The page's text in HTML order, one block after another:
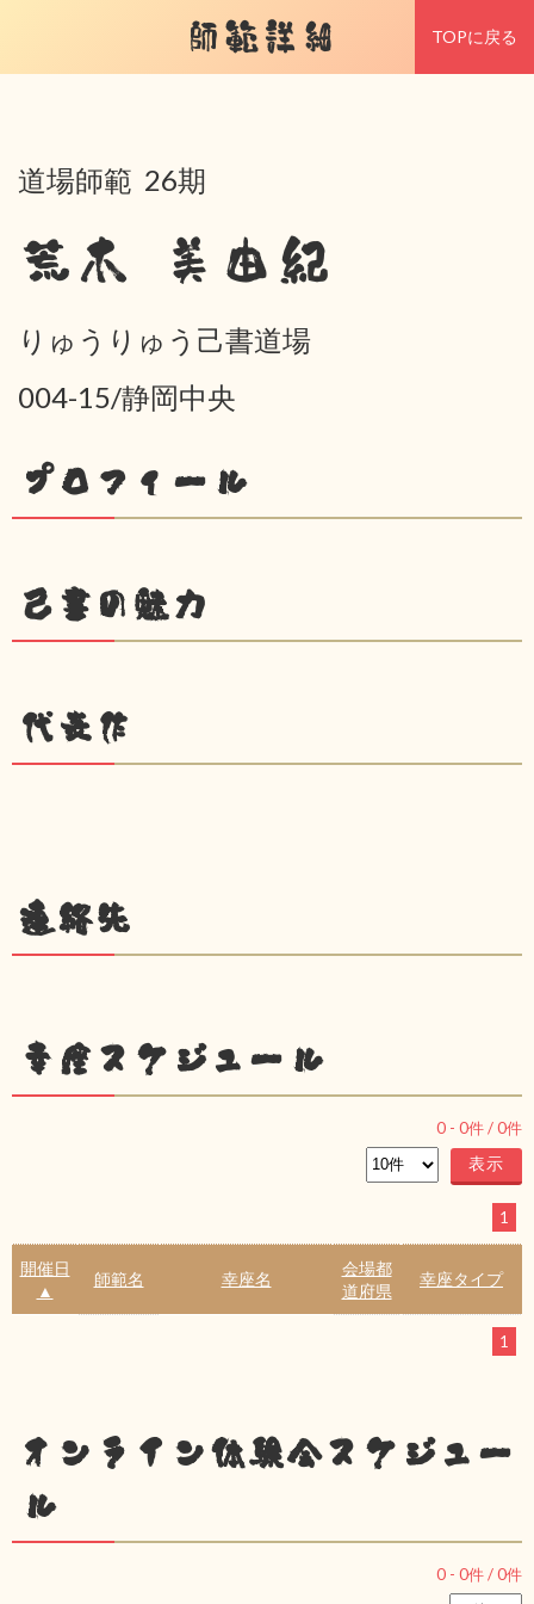
師範詳細 TOPに戻る
道場師範 26期
荒木 美由紀
りゅうりゅう己書道場
004-15/静岡中央
プロフィール
己書の魅力
代表作
連絡先
幸座スケジュール
0 - 0件 /0件
1
開催日
▲
師範名 幸座名
会場都
道府県
幸座タイプ
1
オンライン体験会スケジュー
ル
0 - 0件 /0件